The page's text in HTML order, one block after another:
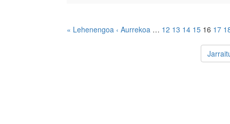
« Lehenengoa ‹ Aurrekoa … 12 13 14 15 16 17